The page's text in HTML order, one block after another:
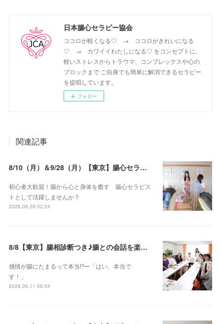
日本腸心セラピー協会
ココロが軽くなる♡ → ココロがきれいになる
♡ → カワイイわたしになる♡ をコンセプトに、
軽いストレスからトラウマ、コンプレックスや心の
ブロックまで ご自身でも簡単に解消できるセラピー
を提唱しています。
フォロー
関連記事
8/10（月）＆9/28（月）【東京】腸心セラピスト養成コース《２日間コース》開講決定
初心者大歓迎！腸から心と身体を癒す 腸心セラピス
トとして活躍しませんか？
2026.06.26 02:24
8/8【東京】腸相診断つき♪腸との会話を楽しむ♡腸心セラピー♪お試し体験会
感情が腸にたまるって本当⁉️ー「はい、本当で
す！」
2026.06.11 06:54